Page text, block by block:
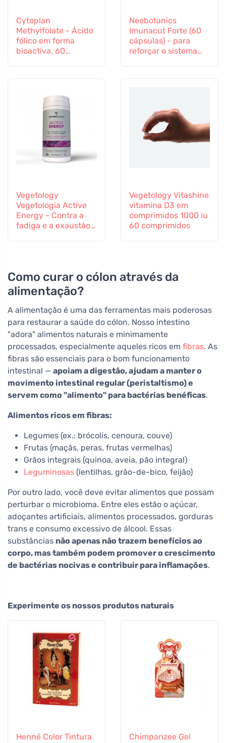
Cytoplan
Methylfolate - Ácido
fólico em forma
bioactiva, 60
Neobotanics
Imunacut Forte (60
cápsulas) - para
reforçar o sistema
Vegetology
Vegetologia Active
Energy - Contra a
fadiga e a exaustão,
Vegetology Vitashine
vitamina D3 em
comprimidos 1000 iu
60 comprimidos
Como curar o cólon através da
alimentação?
A alimentação é uma das ferramentas mais poderosas
para restaurar a saúde do cólon. Nosso intestino
"adora" alimentos naturais e minimamente
processados, especialmente aqueles ricos em fibras. As
fibras são essenciais para o bom funcionamento
intestinal — apoiam a digestão, ajudam a manter o
movimento intestinal regular (peristaltismo) e
servem como "alimento" para bactérias benéficas.
Alimentos ricos em fibras:
Legumes (ex.: brócolis, cenoura, couve)
Frutas (maçãs, peras, frutas vermelhas)
Grãos integrais (quinoa, aveia, pão integral)
Leguminosas (lentilhas, grão-de-bico, feijão)
Por outro lado, você deve evitar alimentos que possam
perturbar o microbioma. Entre eles estão o açúcar,
adoçantes artificiais, alimentos processados, gorduras
trans e consumo excessivo de álcool. Essas
substâncias não apenas não trazem benefícios ao
corpo, mas também podem promover o crescimento
de bactérias nocivas e contribuir para inflamações.
Experimente os nossos produtos naturais
Henné Color Tintura
Chimpanzee Gel